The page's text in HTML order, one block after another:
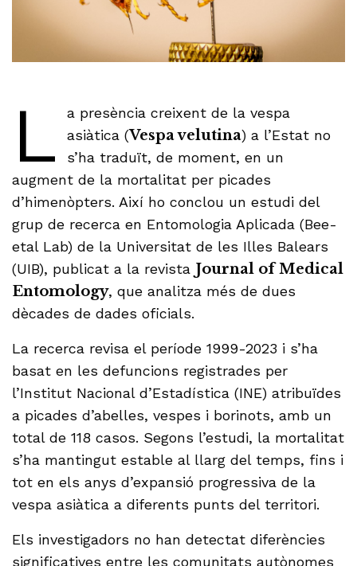
L
a presència creixent de la vespa
asiàtica (Vespa velutina) a l’Estat no
s’ha traduït, de moment, en un
augment de la mortalitat per picades
d’himenòpters. Així ho conclou un estudi del
grup de recerca en Entomologia Aplicada (Bee-
etal Lab) de la Universitat de les Illes Balears
(UIB), publicat a la revista Journal of Medical
Entomology, que analitza més de dues
dècades de dades oficials.
La recerca revisa el període 1999-2023 i s’ha
basat en les defuncions registrades per
l’Institut Nacional d’Estadística (INE) atribuïdes
a picades d’abelles, vespes i borinots, amb un
total de 118 casos. Segons l’estudi, la mortalitat
s’ha mantingut estable al llarg del temps, fins i
tot en els anys d’expansió progressiva de la
vespa asiàtica a diferents punts del territori.
Els investigadors no han detectat diferències
significatives entre les comunitats autònomes